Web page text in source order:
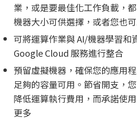
業，或是要最佳化工作負載，
機器大小可供選擇，或者您也
可將運算作業與 AI/機器學習和
Google Cloud 服務進行整合
預留虛擬機器，確保您的應用
足夠的容量可用。節省開支，
降低運算執行費用，而承諾使
更多